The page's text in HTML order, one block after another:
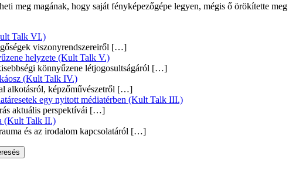
meg magának, hogy saját fényképezőgépe legyen, mégis ő örökítette
Talk VI.)
viszonyrendszereiről […]
helyzete (Kult Talk V.)
könnyűzene létjogosultságáról […]
(Kult Talk IV.)
alkotásról, képzőművészetről […]
egy nyitott médiatérben (Kult Talk III.)
aktuális perspektívái […]
(Kult Talk II.)
és az irodalom kapcsolatáról […]